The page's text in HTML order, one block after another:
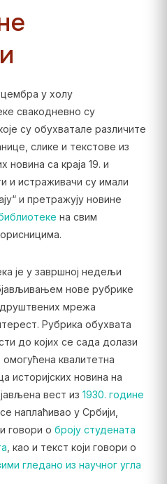
у холу
свакодневно су
су обухватале различите
слике и текстове из
новина са краја 19. и
и истраживачи су имали
и претражују новине
на свим
је у завршној недељи
нове рубрике
мрежа
Рубрика обухвата
до којих се сада долази
омогућена квалитетна
историјских новина на
вест из 1930. године
наплаћивао у Србији,
говори о броју студената
, као и текст који говори о
гледано из научног угла